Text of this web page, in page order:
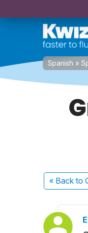
Spanish »
« Back to